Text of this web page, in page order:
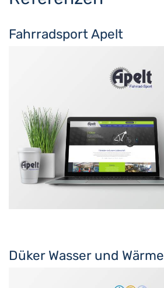
Fahrradsport Apelt
Düker Wasser und Wärme